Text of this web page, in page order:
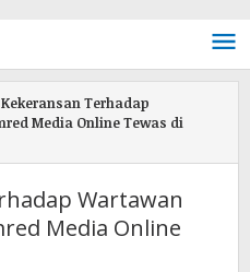
Terhadap
Media Online Tewas di
Wartawan
Media Online